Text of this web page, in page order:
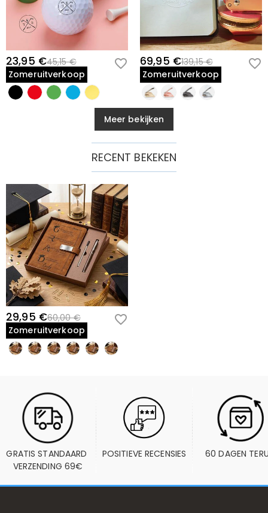
23,95 €45,15 €
Zomeruitverkoop
69,95 €139,15 €
Zomeruitverkoop
Meer bekijken
RECENT BEKEKEN
29,95 €60,00 €
Zomeruitverkoop
GRATIS STANDAARD
VERZENDING 69€
POSITIEVE RECENSIES 60 DAGEN